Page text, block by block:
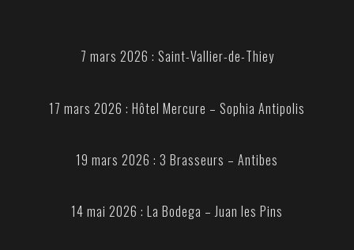
7 mars 2026 : Saint-Vallier-de-Thiey
17 mars 2026 : Hôtel Mercure – Sophia Antipolis
19 mars 2026 : 3 Brasseurs – Antibes
14 mai 2026 : La Bodega – Juan les Pins